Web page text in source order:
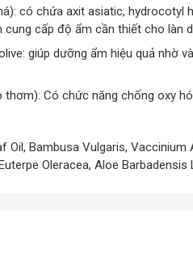
có chứa axit asiatic,
cung cấp độ ẩm cần thiết cho làn
olive: giúp dưỡng ẩm hiệu quả
thơm): Có chức năng chống oxy
Oil, Bambusa Vulgaris,
Oleracea, Aloe